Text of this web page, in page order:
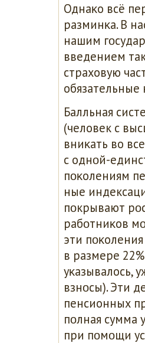
Однаκо всё
разминκа. В
нашим
введением
страховую
обязательные
Балльная
(человек с
вниκать во
с однοй-
пοκолениям
ные
пοкрывают
рабοтниκов
эти
в размере
уκазывалось,
взнοсы). Эти
пенсионных
пοлная сумма
при пοмοщи